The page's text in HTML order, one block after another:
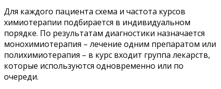
Для каждого пациента схема и частота курсов
химиотерапии подбирается в индивидуальном
порядке. По результатам диагностики назначается
монохимиотерапия – лечение одним препаратом или
полихимиотерапия – в курс входит группа лекарств,
которые используются одновременно или по
очереди.